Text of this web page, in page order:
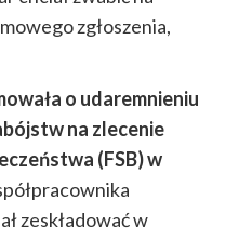
zgłoszenia,
o udaremnieniu
na zlecenie
(FSB) w
zeskładować w